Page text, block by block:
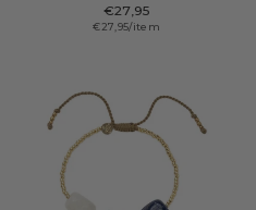
€27,95
€27,95/item